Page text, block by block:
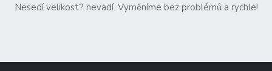
Nesedí velikost? nevadí. Vyměníme bez problémů a rychle!